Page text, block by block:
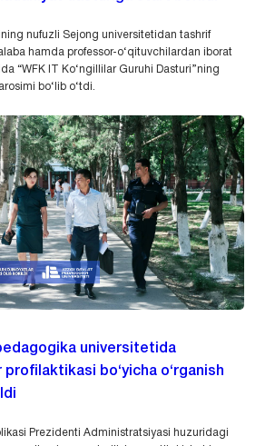
nufuzli Sejong universitetidan tashrif
hamda professor-o‘qituvchilardan iborat
“WFK IT Ko‘ngillilar Guruhi Dasturi”ning
bo‘lib o‘tdi.
universitetida
bo‘yicha o‘rganish
Prezidenti Administratsiyasi huzuridagi